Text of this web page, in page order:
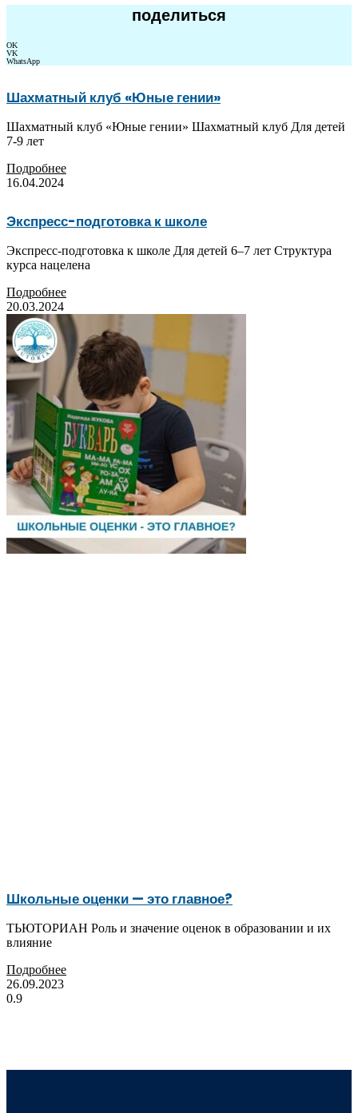
поделиться
OK
VK
WhatsApp
Шахматный клуб «Юные гении»
Шахматный клуб «Юные гении» Шахматный клуб Для детей
7-9 лет
Подробнее
16.04.2024
Экспресс-подготовка к школе
Экспресс-подготовка к школе Для детей 6–7 лет Cтруктура
курса нацелена
Подробнее
20.03.2024
Школьные оценки — это главное?
ТЬЮТОРИАН Роль и значение оценок в образовании и их
влияние
Подробнее
26.09.2023